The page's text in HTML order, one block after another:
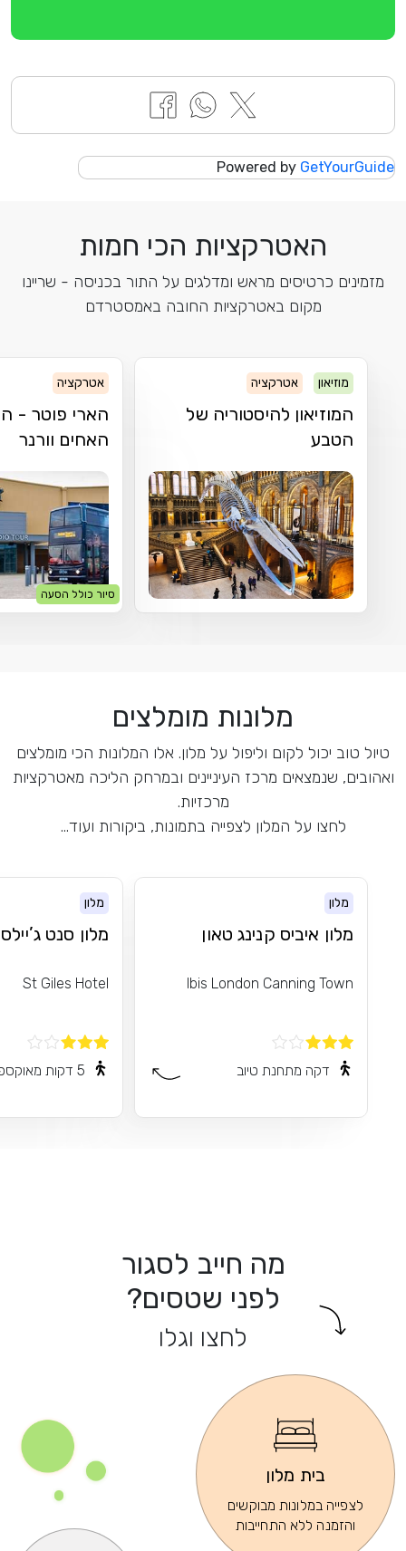
Powered by GetYourGuide
האטרקציות הכי חמות
מזמינים כרטיסים מראש ומדלגים על התור בכניסה - שריינו
מקום באטרקציות החובה באמסטרדם
מוזיאון אטרקציה
המוזיאון להיסטוריה של
הטבע
אטרקציה
הארי פוטר -
האחים וורנר
סיור כולל הסעה
מלונות מומלצים
טיול טוב יכול לקום וליפול על מלון. אלו המלונות הכי מומלצים
ואהובים, שנמצאים מרכז העיניינים ובמרחק הליכה מאטרקציות
מרכזיות.
לחצו על המלון לצפייה בתמונות, ביקורות ועוד...
מלון
מלון איביס קנינג טאון
Ibis London Canning Town
דקה מתחנת טיוב
מלון
מלון סנט
St Giles Hotel
5 דקות מאוקספורד
מה חייב לסגור
לפני שטסים?
לחצו וגלו
בית מלון
לצפייה במלונות מבוקשים
והזמנה ללא התחייבות